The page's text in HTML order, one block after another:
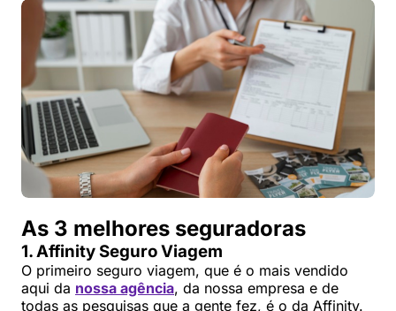
As 3 melhores seguradoras
1. Affinity Seguro Viagem
O primeiro seguro viagem, que é o mais vendido
aqui da nossa agência, da nossa empresa e de
todas as pesquisas que a gente fez, é o da Affinity.